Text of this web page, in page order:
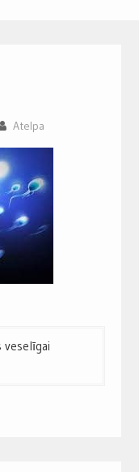
Atelpa
veselīgai